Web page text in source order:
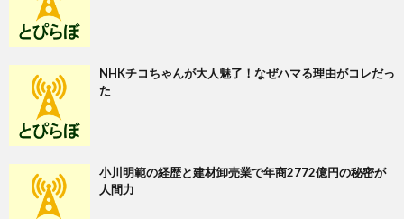
NHKチコちゃんが大人魅了！なぜハマる理由がコレだっ
た
小川明範の経歴と建材卸売業で年商2772億円の秘密が
人間力